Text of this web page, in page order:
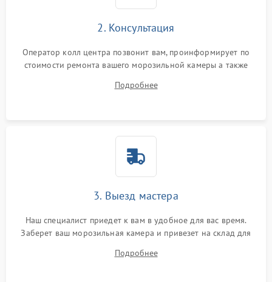
2. Консультация
Оператор колл центра позвонит вам, проинформирует по
стоимости ремонта вашего морозильной камеры а также
Подробнее
3. Выезд мастера
Наш специалист приедет к вам в удобное для вас время.
Заберет ваш морозильная камера и привезет на склад для
Подробнее